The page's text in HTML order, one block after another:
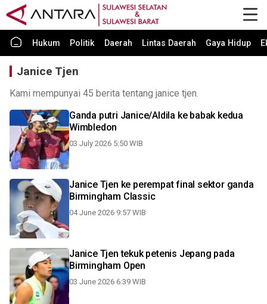
Hukum Politik Daerah Lintas Daerah Gaya Hidup
Janice Tjen
Kami mempunyai 45 berita tentang janice tjen.
Ganda putri Janice/Aldila ke babak kedua
Wimbledon
03 July 2026 5:50 WIB
Janice Tjen ke perempat final sektor ganda
Birmingham Classic
04 June 2026 9:57 WIB
Janice Tjen tekuk petenis Jepang pada
Birmingham Open
03 June 2026 6:39 WIB